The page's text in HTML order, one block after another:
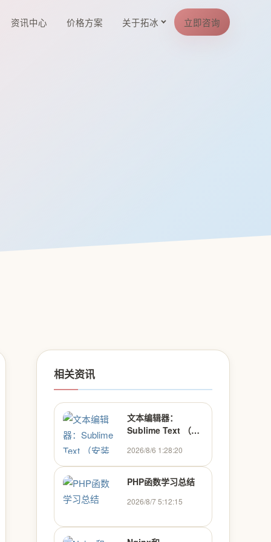
资讯中心 价格方案 关于拓冰 立即咨询
相关资讯
文本编辑器：
Sublime Text （安
2026/8/6 1:28:20
PHP函数学习总结
2026/8/7 5:12:15